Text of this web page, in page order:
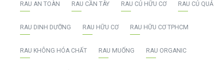
RAU AN TOÀN RAU CẦN TÂY RAU CỦ HỮU CƠ RAU CỦ QUẢ
RAU DINH DƯỠNG RAU HỮU CƠ RAU HỮU CƠ TPHCM
RAU KHÔNG HÓA CHẤT RAU MUỐNG RAU ORGANIC